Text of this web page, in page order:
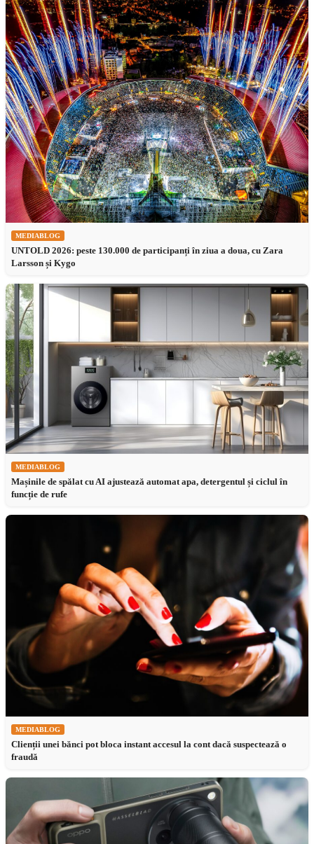
MEDIABLOG
UNTOLD 2026: peste 130.000 de participanți în ziua a doua, cu Zara
Larsson și Kygo
MEDIABLOG
Mașinile de spălat cu AI ajustează automat apa, detergentul și ciclul în
funcție de rufe
MEDIABLOG
Clienții unei bănci pot bloca instant accesul la cont dacă suspectează o
fraudă